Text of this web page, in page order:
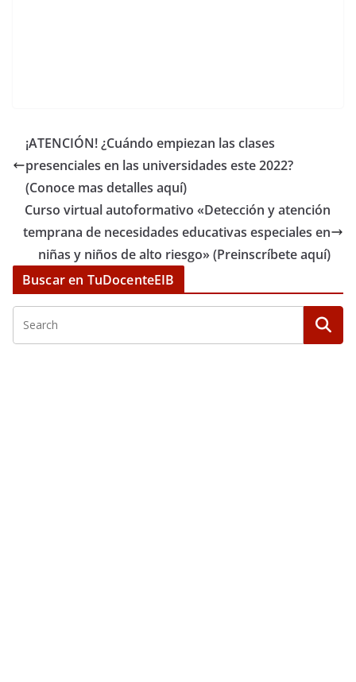
¡ATENCIÓN! ¿Cuándo empiezan las clases
presenciales en las universidades este 2022?
(Conoce mas detalles aquí)
Curso virtual autoformativo «Detección y atención
temprana de necesidades educativas especiales en
niñas y niños de alto riesgo» (Preinscríbete aquí)
Buscar en TuDocenteEIB